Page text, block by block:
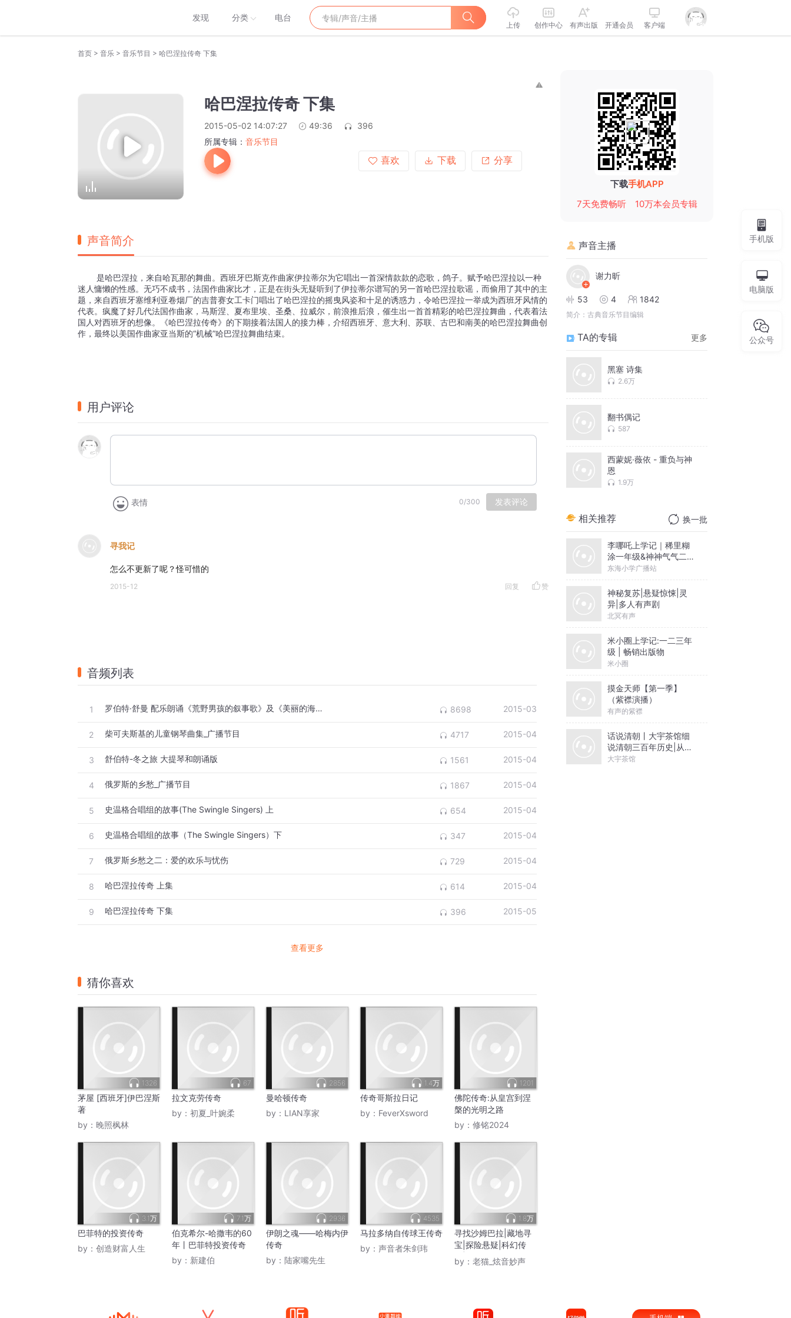
发现 分类 电台
上传 创作中心 有声出版 开通会员 客户端
首页 > 音乐 > 音乐节目 > 哈巴涅拉传奇 下集
哈巴涅拉传奇 下集
2015-05-02 14:07:27 49:36
396
所属专辑： 音乐节目
喜欢
下载 分享
声音简介
迷人慵懒的性感。 无巧不成书，法国作曲家比才，正是在街头无疑听到了伊拉蒂尔谱写的另一首哈巴涅拉歌谣，而偷用了其中的主
题，来自西班牙塞维利亚卷烟厂的吉普赛女工卡门唱出了哈巴涅拉的摇曳风姿和十足的诱惑力，令哈巴涅拉一举成为西班牙风情的
代表。疯魔了好几代法国作曲家，马斯涅、夏布里埃、圣桑、拉威尔，前浪推后浪，催生出一首首精彩的哈巴涅拉舞曲，代表着法
国人对西班牙的想像。《哈巴涅拉传奇》的下期接着法国人的接力棒，介绍西班牙、意大利、苏联、古巴和南美的哈巴涅拉舞曲创
作，最终以美国作曲家亚当斯的“机械”哈巴涅拉舞曲结束。
用户评论
表情 0/300 发表评论
寻我记
怎么不更新了呢？怪可惜的
2015-12 回复 赞
音频列表
1 罗伯特·舒曼 配乐朗诵《荒野男孩的叙事歌》及《美丽的海德维格》 8698 2015-03
2 柴可夫斯基的儿童钢琴曲集_广播节目 4717 2015-04
3 舒伯特-冬之旅 大提琴和朗诵版 1561 2015-04
4 俄罗斯的乡愁_广播节目 1867 2015-04
5 史温格合唱组的故事(The Swingle Singers) 上 654 2015-04
6 史温格合唱组的故事（The Swingle Singers）下 347 2015-04
7 俄罗斯乡愁之二：爱的欢乐与忧伤 729 2015-04
8 哈巴涅拉传奇 上集 614 2015-04
9 哈巴涅拉传奇 下集 396 2015-05
查看更多
猜你喜欢
1326
茅屋 [西班牙]伊巴涅斯
著
by： 晚照枫林
67
拉文克劳传奇
by： 初夏_叶婉柔
2856
曼哈顿传奇
by： LIAN享家
1.4万
传奇哥斯拉日记
by： FeverXsword
1201
佛陀传奇:从皇宫到涅
槃的光明之路
by： 修铭2024
3.1万
巴菲特的投资传奇
by： 创造财富人生
7.1万
伯克希尔-哈撒韦的60
年丨巴菲特投资传奇
by： 新建伯
2936
伊朗之魂——哈梅内伊
传奇
by： 陆家嘴先生
4535
马拉多纳自传球王传奇
by： 声音者朱剑玮
1.8万
寻找沙姆巴拉|藏地寻
宝|探险悬疑|科幻传
奇|神秘
by： 老猫_炫音妙声
下载手机APP
7天免费畅听
10万本会员专辑
声音主播
谢力昕
53 4 1842
简介： 古典音乐节目编辑
TA的专辑 更多
黑塞 诗集
2.6万
翻书偶记
587
西蒙妮·薇依 - 重负与神
恩
1.9万
相关推荐 换一批
李哪吒上学记｜稀里糊
涂一年级&神神气气二年
级
东海小学广播站
神秘复苏|悬疑惊悚|灵
异|多人有声剧
北冥有声
米小圈上学记:一二三年
级 | 畅销出版物
米小圈
摸金天师【第一季】
（紫襟演播）
有声的紫襟
话说清朝丨大宇茶馆细
说清朝三百年历史|从努
尔哈赤到末代皇帝溥仪|
大宇茶馆
手机版
电脑版
公众号